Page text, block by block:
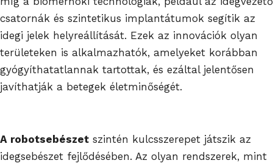
csatornák és szintetikus implantátumok segítik az
idegi jelek helyreállítását. Ezek az innovációk olyan
területeken is alkalmazhatók, amelyeket korábban
gyógyíthatatlannak tartottak, és ezáltal jelentősen
javíthatják a betegek életminőségét.
A robotsebészet szintén kulcsszerepet játszik az
idegsebészet fejlődésében. Az olyan rendszerek, mint